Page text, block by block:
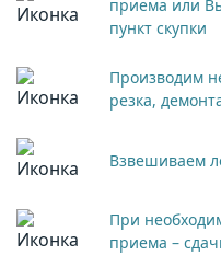
приема или
пункт скупки
Производим
резка,
Взвешиваем
При
приема –